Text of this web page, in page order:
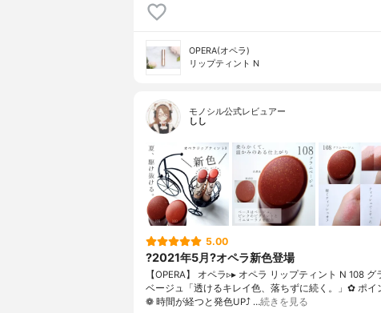
OPERA(オペラ)
リップティント N
モノシル公式レビュアー
しし
5.00
?2021年5月?オペラ新色登場
【OPERA】 オペラ▹▸ オペラ リップティント N 108 グ
ベージュ「透けるキレイ色、落ちずに続く。」✿ ポイ
❁︎ 時間が経つと発色UP⤴ …続きを見る